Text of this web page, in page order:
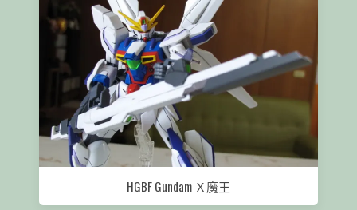
HGBF Gundam Ｘ魔王